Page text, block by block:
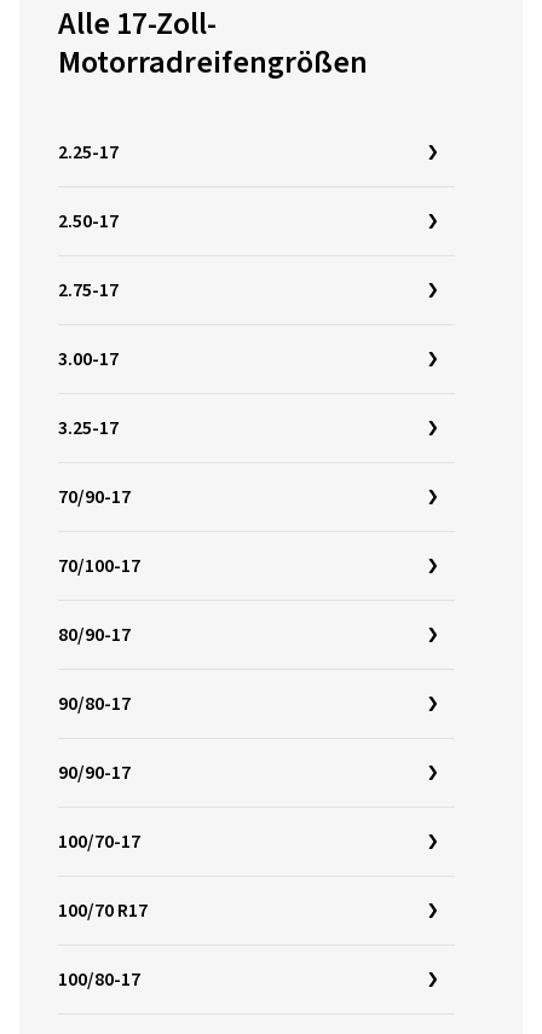
Alle 17-Zoll-
Motorradreifengrößen
2.25-17
2.50-17
2.75-17
3.00-17
3.25-17
70/90-17
70/100-17
80/90-17
90/80-17
90/90-17
100/70-17
100/70 R17
100/80-17